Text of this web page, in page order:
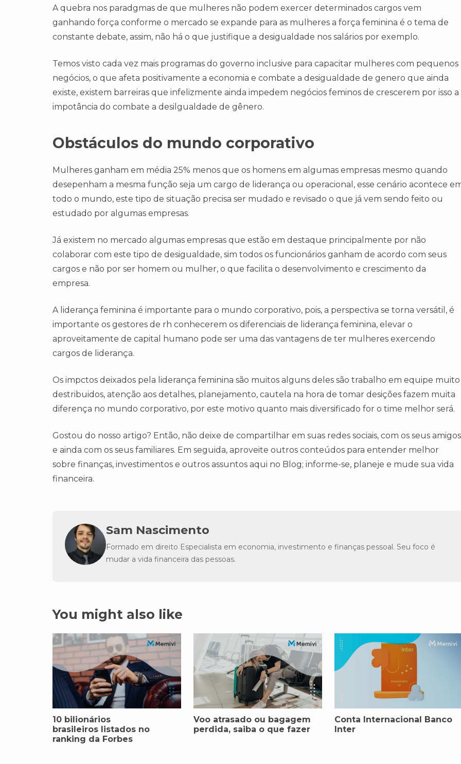
A quebra nos paradgmas de que mulheres não podem exercer determinados cargos vem
ganhando força conforme o mercado se expande para as mulheres a força feminina é o tema de
constante debate, assim, não há o que justifique a desigualdade nos salários por exemplo.
Temos visto cada vez mais programas do governo inclusive para capacitar mulheres com pequenos
negócios, o que afeta positivamente a economia e combate a desigualdade de genero que ainda
existe, existem barreiras que infelizmente ainda impedem negócios feminos de crescerem por isso a
impotância do combate a desilgualdade de gênero.
Obstáculos do mundo corporativo
Mulheres ganham em média 25% menos que os homens em algumas empresas mesmo quando
desepenham a mesma função seja um cargo de liderança ou operacional, esse cenário acontece
todo o mundo, este tipo de situação precisa ser mudado e revisado o que já vem sendo feito ou
estudado por algumas empresas.
Já existem no mercado algumas empresas que estão em destaque principalmente por não
colaborar com este tipo de desigualdade, sim todos os funcionários ganham de acordo com seus
cargos e não por ser homem ou mulher, o que facilita o desenvolvimento e crescimento da
empresa.
A liderança feminina é importante para o mundo corporativo, pois, a perspectiva se torna versátil, é
importante os gestores de rh conhecerem os diferenciais de liderança feminina, elevar o
aproveitamente de capital humano pode ser uma das vantagens de ter mulheres exercendo
cargos de liderança.
Os impctos deixados pela liderança feminina são muitos alguns deles são trabalho em equipe muito
destribuidos, atenção aos detalhes, planejamento, cautela na hora de tomar desições fazem muita
diferença no mundo corporativo, por este motivo quanto mais diversificado for o time melhor será.
Gostou do nosso artigo? Então, não deixe de compartilhar em suas redes sociais, com os seus amigos
e ainda com os seus familiares. Em seguida, aproveite outros conteúdos para entender melhor
sobre finanças, investimentos e outros assuntos aqui no Blog; informe-se, planeje e mude sua vida
financeira.
Sam Nascimento
Formado em direito Especialista em economia, investimento e finanças pessoal. Seu foco é
mudar a vida financeira das pessoas.
You might also like
10 bilionários
brasileiros listados no
ranking da Forbes
Voo atrasado ou bagagem
perdida, saiba o que fazer
Conta Internacional Banco
Inter